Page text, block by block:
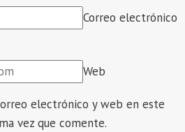
Correo electrónico
Web
electrónico y web en este
vez que comente.